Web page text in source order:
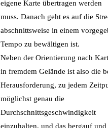
eigene Karte übertragen werden
muss. Danach geht es auf die
abschnittsweise in einem
Tempo zu bewältigen ist.
Neben der Orientierung nach
in fremdem Gelände ist also die
Herausforderung, zu jedem
möglichst genau die
Durchschnittsgeschwindigkeit
einzuhalten, und das bergauf und